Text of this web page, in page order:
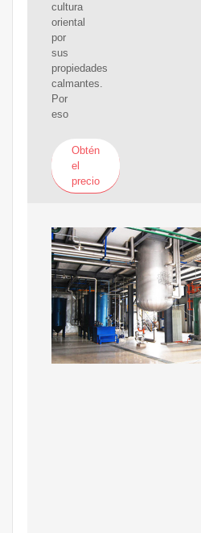
cultura
oriental
por
sus
propiedades
calmantes.
Por
eso
Obtén
el
precio